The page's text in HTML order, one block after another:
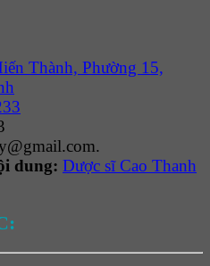
Thành, Phường 15,
dung: Dược sĩ Cao Thanh